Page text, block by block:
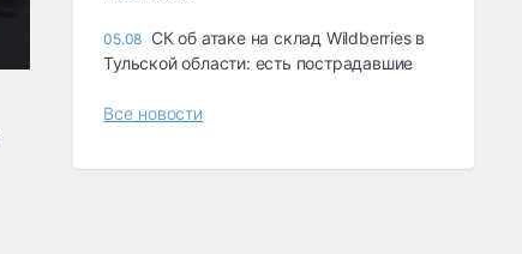
05.08 СК об атаке на склад Wildberries в
Тульской области: есть пострадавшие
Все новости